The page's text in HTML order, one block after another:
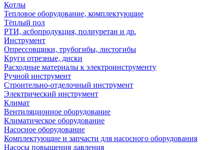
Котлы
Тепловое оборудование, комплектующие
Тёплый пол
РТИ, асбопродукция, полиуретан и др.
Инструмент
Опрессовщики, трубогибы, листогибы
Круги отрезные, диски
Расходные материалы к электроинструменту
Ручной инструмент
Строительно-отделочный инструмент
Электрический инструмент
Климат
Вентиляционное оборудование
Климатическое оборудование
Насосное оборудование
Комплектующие и запчасти для насосного оборудования
Насосы повышения давления